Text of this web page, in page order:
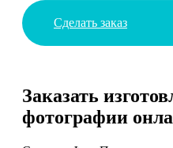
Сделать заказ
Заказать
фотографии